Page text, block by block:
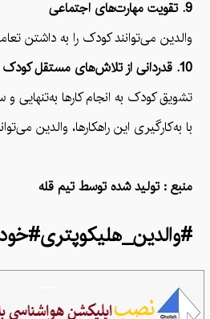
9. تقویت مهارت‌های اجتماعی
والدین می‌توانند کودک را به داشتن
10. قدردانی از تلاش‌های مستقل کودک
تشویق کودک به انجام کارها
با به‌کارگیری این راهکارها، والدین
منبع : تولید شده توسط تیم قله